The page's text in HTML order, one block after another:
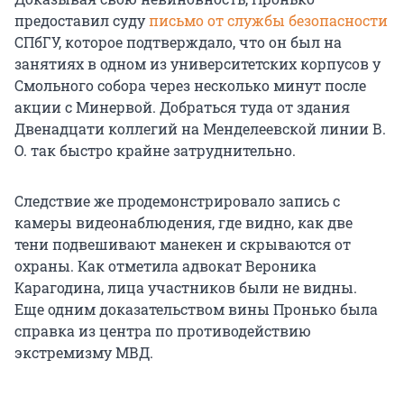
предоставил судуписьмо от службы безопасности
СПбГУ, которое подтверждало, что он был на
занятиях в одном из университетских корпусов у
Смольного собора через несколько минут после
акции с Минервой. Добраться туда от здания
Двенадцати коллегий на Менделеевской линии В.
О. так быстро крайне затруднительно.
Следствие же продемонстрировало запись с
камеры видеонаблюдения, где видно, как две
тени подвешивают манекен и скрываются от
охраны. Как отметила адвокат Вероника
Карагодина, лица участников были не видны.
Еще одним доказательством вины Пронько была
справка из центра по противодействию
экстремизму МВД.